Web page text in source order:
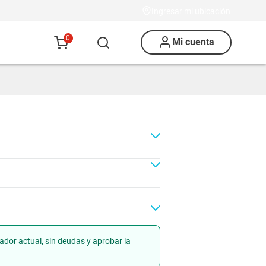
0 Mi cuenta
Renovación
actual, sin deudas y aprobar la